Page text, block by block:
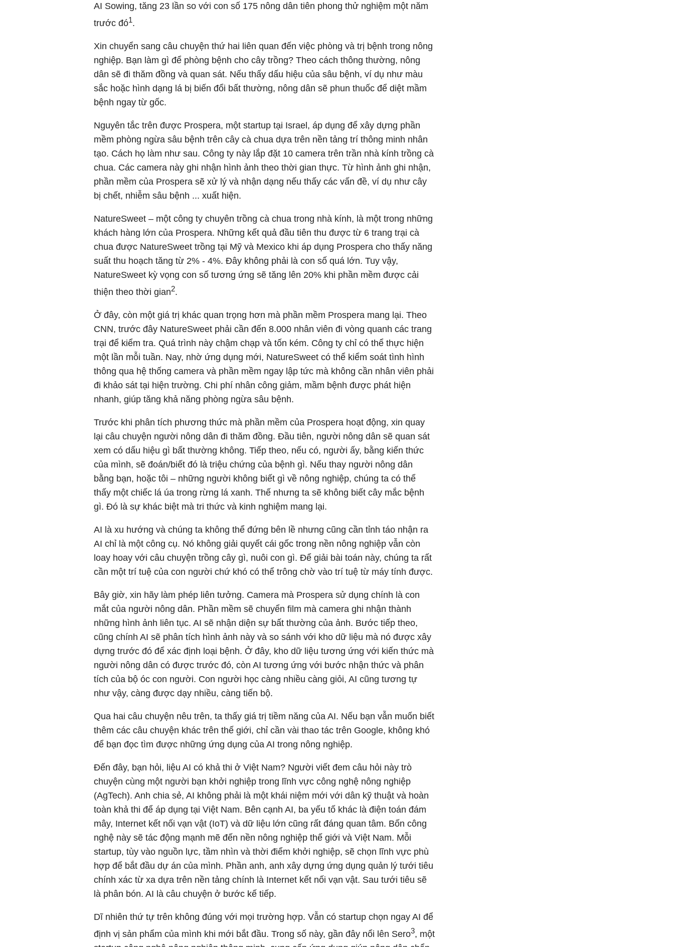
AI Sowing, tăng 23 lần so với con số 175 nông dân tiên phong thử nghiệm một năm
trước đó1.
Xin chuyển sang câu chuyện thứ hai liên quan đến việc phòng và trị bệnh trong nông
nghiệp. Bạn làm gì để phòng bệnh cho cây trồng? Theo cách thông thường, nông
dân sẽ đi thăm đồng và quan sát. Nếu thấy dấu hiệu của sâu bệnh, ví dụ như màu
sắc hoặc hình dạng lá bị biến đổi bất thường, nông dân sẽ phun thuốc để diệt mầm
bệnh ngay từ gốc.
Nguyên tắc trên được Prospera, một startup tại Israel, áp dụng để xây dựng phần
mềm phòng ngừa sâu bệnh trên cây cà chua dựa trên nền tảng trí thông minh nhân
tạo. Cách họ làm như sau. Công ty này lắp đặt 10 camera trên trần nhà kính trồng cà
chua. Các camera này ghi nhận hình ảnh theo thời gian thực. Từ hình ảnh ghi nhận,
phần mềm của Prospera sẽ xử lý và nhận dạng nếu thấy các vấn đề, ví dụ như cây
bị chết, nhiễm sâu bệnh ... xuất hiện.
NatureSweet – một công ty chuyên trồng cà chua trong nhà kính, là một trong những
khách hàng lớn của Prospera. Những kết quả đầu tiên thu được từ 6 trang trại cà
chua được NatureSweet trồng tại Mỹ và Mexico khi áp dụng Prospera cho thấy năng
suất thu hoạch tăng từ 2% - 4%. Đây không phải là con số quá lớn. Tuy vậy,
NatureSweet kỳ vọng con số tương ứng sẽ tăng lên 20% khi phần mềm được cải
thiện theo thời gian2.
Ở đây, còn một giá trị khác quan trọng hơn mà phần mềm Prospera mang lại. Theo
CNN, trước đây NatureSweet phải cần đến 8.000 nhân viên đi vòng quanh các trang
trại để kiểm tra. Quá trình này chậm chạp và tốn kém. Công ty chỉ có thể thực hiện
một lần mỗi tuần. Nay, nhờ ứng dụng mới, NatureSweet có thể kiểm soát tình hình
thông qua hệ thống camera và phần mềm ngay lập tức mà không cần nhân viên phải
đi khảo sát tại hiện trường. Chi phí nhân công giảm, mầm bệnh được phát hiện
nhanh, giúp tăng khả năng phòng ngừa sâu bệnh.
Trước khi phân tích phương thức mà phần mềm của Prospera hoạt động, xin quay
lại câu chuyện người nông dân đi thăm đồng. Đầu tiên, người nông dân sẽ quan sát
xem có dấu hiệu gì bất thường không. Tiếp theo, nếu có, người ấy, bằng kiến thức
của mình, sẽ đoán/biết đó là triệu chứng của bệnh gì. Nếu thay người nông dân
bằng bạn, hoặc tôi – những người không biết gì về nông nghiệp, chúng ta có thể
thấy một chiếc lá úa trong rừng lá xanh. Thế nhưng ta sẽ không biết cây mắc bệnh
gì. Đó là sự khác biệt mà tri thức và kinh nghiệm mang lại.
AI là xu hướng và chúng ta không thể đứng bên lề nhưng cũng cần tỉnh táo nhận ra
AI chỉ là một công cụ. Nó không giải quyết cái gốc trong nền nông nghiệp vẫn còn
loay hoay với câu chuyện trồng cây gì, nuôi con gì. Để giải bài toán này, chúng ta rất
cần một trí tuệ của con người chứ khó có thể trông chờ vào trí tuệ từ máy tính được.
Bây giờ, xin hãy làm phép liên tưởng. Camera mà Prospera sử dụng chính là con
mắt của người nông dân. Phần mềm sẽ chuyển film mà camera ghi nhận thành
những hình ảnh liên tục. AI sẽ nhận diện sự bất thường của ảnh. Bước tiếp theo,
cũng chính AI sẽ phân tích hình ảnh này và so sánh với kho dữ liệu mà nó được xây
dựng trước đó để xác định loại bệnh. Ở đây, kho dữ liệu tương ứng với kiến thức mà
người nông dân có được trước đó, còn AI tương ứng với bước nhận thức và phân
tích của bộ óc con người. Con người học càng nhiều càng giỏi, AI cũng tương tự
như vậy, càng được dạy nhiều, càng tiến bộ.
Qua hai câu chuyện nêu trên, ta thấy giá trị tiềm năng của AI. Nếu bạn vẫn muốn biết
thêm các câu chuyện khác trên thế giới, chỉ cần vài thao tác trên Google, không khó
để bạn đọc tìm được những ứng dụng của AI trong nông nghiệp.
Đến đây, bạn hỏi, liệu AI có khả thi ở Việt Nam? Người viết đem câu hỏi này trò
chuyện cùng một người bạn khởi nghiệp trong lĩnh vực công nghệ nông nghiệp
(AgTech). Anh chia sẻ, AI không phải là một khái niệm mới với dân kỹ thuật và hoàn
toàn khả thi để áp dụng tại Việt Nam. Bên cạnh AI, ba yếu tố khác là điện toán đám
mây, Internet kết nối vạn vật (IoT) và dữ liệu lớn cũng rất đáng quan tâm. Bốn công
nghệ này sẽ tác động mạnh mẽ đến nền nông nghiệp thế giới và Việt Nam. Mỗi
startup, tùy vào nguồn lực, tầm nhìn và thời điểm khởi nghiệp, sẽ chọn lĩnh vực phù
hợp để bắt đầu dự án của mình. Phần anh, anh xây dựng ứng dụng quản lý tưới tiêu
chính xác từ xa dựa trên nền tảng chính là Internet kết nối vạn vật. Sau tưới tiêu sẽ
là phân bón. AI là câu chuyện ở bước kế tiếp.
Dĩ nhiên thứ tự trên không đúng với mọi trường hợp. Vẫn có startup chọn ngay AI để
định vị sản phẩm của mình khi mới bắt đầu. Trong số này, gần đây nổi lên Sero3, một